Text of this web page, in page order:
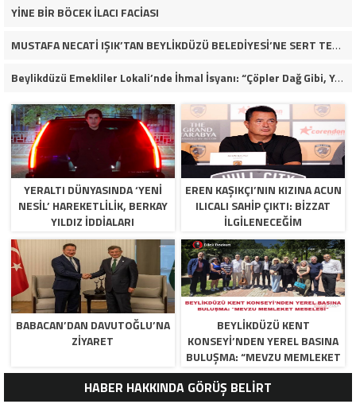
YİNE BİR BÖCEK İLACI FACİASI
MUSTAFA NECATİ IŞIK’TAN BEYLİKDÜZÜ BELEDİYESİ’NE SERT TEPKİ: “İLK AÇILDIĞI GÜNKÜ GİBİ DEĞİL!”
Beylikdüzü Emekliler Lokali’nde İhmal İsyanı: “Çöpler Dağ Gibi, Yaşlılarımız Kaderine Terk Edildi!”
YERALTI DÜNYASINDA ‘YENI
NESIL’ HAREKETLILIK, BERKAY
YILDIZ İDDIALARI
SORUŞTURMA DOSYALARINA
YANSIDI!
EREN KAŞIKÇI’NIN KIZINA ACUN
ILICALI SAHIP ÇIKTI: BIZZAT
ILGILENECEĞIM
BABACAN’DAN DAVUTOĞLU’NA
ZIYARET
BEYLİKDÜZÜ KENT
KONSEYİ’NDEN YEREL BASINA
BULUŞMA: “MEVZU MEMLEKET
MESELESİ
HABER HAKKINDA GÖRÜŞ BELİRT